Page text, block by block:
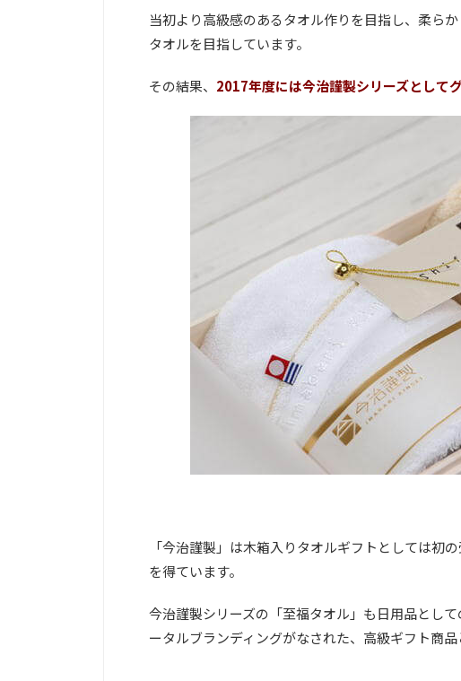
当初より高級感のあるタオル作りを目指し、柔ら
タオルを目指しています。
その結果、 2017年度には今治謹製シリーズとして
「今治謹製」は木箱入りタオルギフトとしては初
を得ています。
今治謹製シリーズの「至福タオル」も日用品とし
ータルブランディングがなされた、高級ギフト商品